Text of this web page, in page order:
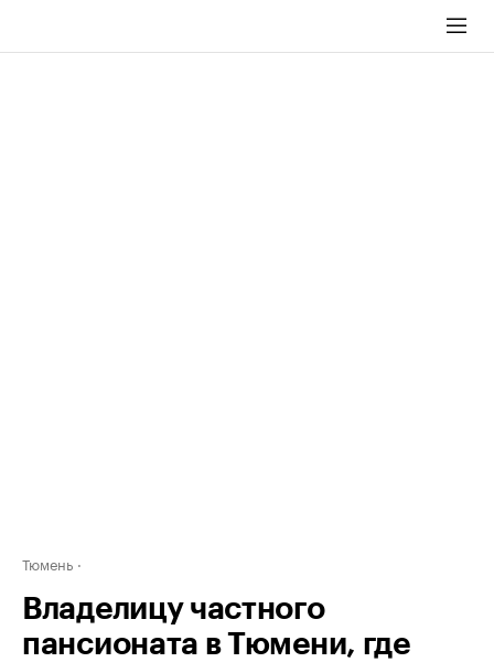
Тюмень
Владелицу частного
пансионата в Тюмени, где